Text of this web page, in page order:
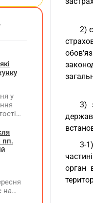
2)
3)
3-
орган
у
та
пп.
на